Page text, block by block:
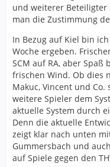
und weiterer
man die Zustimmung
In Bezug auf Kiel bin
Woche ergeben.
SCM auf RA, aber Spaß
frischen Wind. Ob dies
Makuc, Vincent und
weitere Spieler dem
aktuelle System durch
Denn die aktuelle
zeigt klar nach unten
Gummersbach und
auf Spiele gegen den